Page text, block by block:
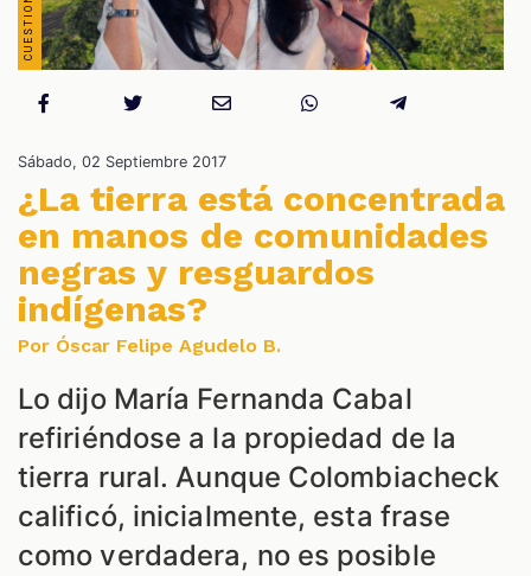
Sábado, 02 Septiembre 2017
¿La tierra está concentrada
en manos de comunidades
negras y resguardos
indígenas?
Por Óscar Felipe Agudelo B.
Lo dijo María Fernanda Cabal
refiriéndose a la propiedad de la
tierra rural. Aunque Colombiacheck
calificó, inicialmente, esta frase
como verdadera, no es posible